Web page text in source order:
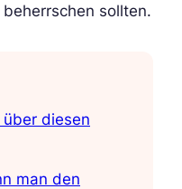
sollten.
diesen
man den